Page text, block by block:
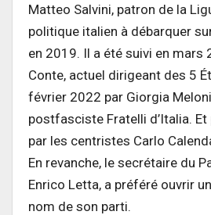
Matteo Salvini, patron de la
politique italien à débarquer
en 2019. Il a été suivi en mars
Conte, actuel dirigeant des 5
février 2022 par Giorgia
postfasciste Fratelli d’Italia.
par les centristes Carlo
En revanche, le secrétaire du
Enrico Letta, a préféré ouvrir
nom de son parti.